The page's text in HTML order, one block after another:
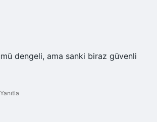
dengeli, ama sanki biraz güvenli
Yanıtla